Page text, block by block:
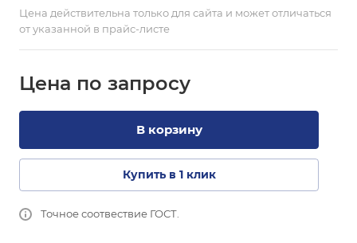
Цена действительна только для сайта и может отличаться
от указанной в прайс-листе
Цена по запросу
В корзину
Купить в 1 клик
Точное соотвествие ГОСТ.